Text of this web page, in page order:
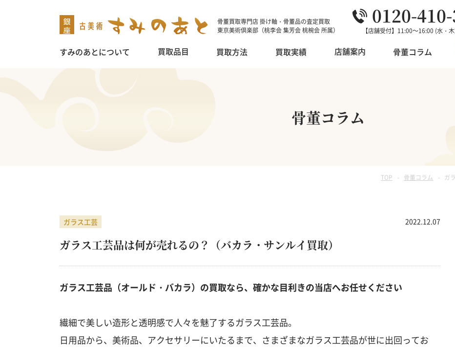
骨董買取専門店 掛け軸・骨董品の査定買取
東京美術倶楽部（桃李会 集芳会 桃椀会 所属）
0120-
【店舗受付】11:00～16:00 (水・
すみのあとについて 買取品目
古写真・戦前絵はがき
買取方法 買取実績 店舗案内 骨董コラム
骨董コラム
TOP 骨董コラム ガ
ガラス工芸 2022.12.07
ガラス工芸品は何が売れるの？（バカラ・サンルイ買取）
ガラス工芸品（オールド・バカラ）の買取なら、確かな目利きの当店へお任せください
繊細で美しい造形と透明感で人々を魅了するガラス工芸品。
日用品から、美術品、アクセサリーにいたるまで、さまざまなガラス工芸品が世に出回ってお